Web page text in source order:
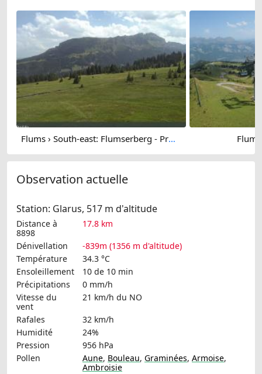
Flums › South-east: Flumserberg - Prodalp
Observation actuelle
Station: Glarus, 517 m d'altitude
Distance à
8898
17.8 km
Dénivellation
-839m (1356 m d'altitude)
Température
34.3 °C
Ensoleillement
10 de 10 min
Précipitations
0 mm/h
Vitesse du
vent
21 km/h du NO
Rafales
32 km/h
Humidité
24%
Pression
956 hPa
Pollen
Aune, Bouleau, Graminées, Armoise,
Ambroisie